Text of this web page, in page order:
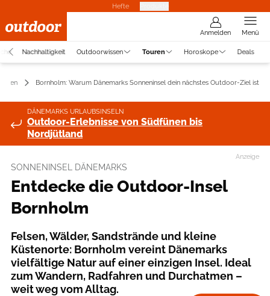
Hefte
Anmelden Menü
Nachhaltigkeit Outdoorwissen Touren Horoskope Deals
Bornholm: Warum Dänemarks Sonneninsel dein nächstes Outdoor-Ziel ist
DÄNEMARKS URLAUBSINSELN
Outdoor-Erlebnisse von Südfünen bis
Nordjütland
Anzeige
SONNENINSEL DÄNEMARKS
Entdecke die Outdoor-Insel
Bornholm
Felsen, Wälder, Sandstrände und kleine
Küstenorte: Bornholm vereint Dänemarks
vielfältige Natur auf einer einzigen Insel. Ideal
zum Wandern, Radfahren und Durchatmen –
weit weg vom Alltag.